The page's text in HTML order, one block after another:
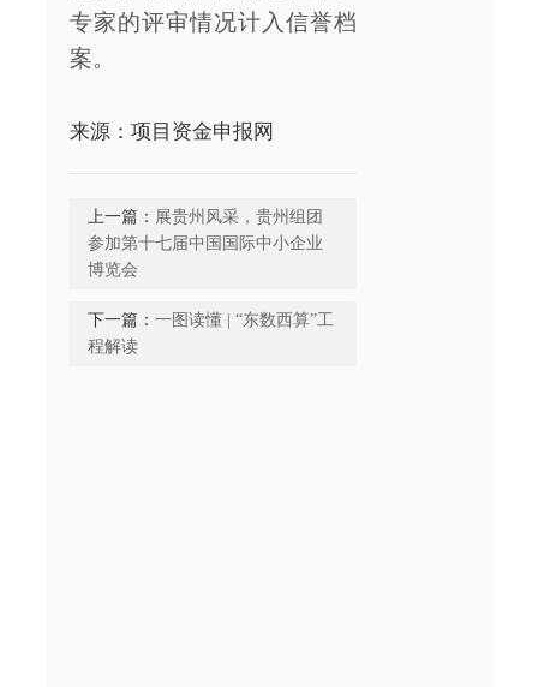
专家的评审情况计入信誉档
案。
来源：项目资金申报网
上一篇： 展贵州风采，贵州组团
参加第十七届中国国际中小企业
博览会
下一篇： 一图读懂 | “东数西算”工
程解读